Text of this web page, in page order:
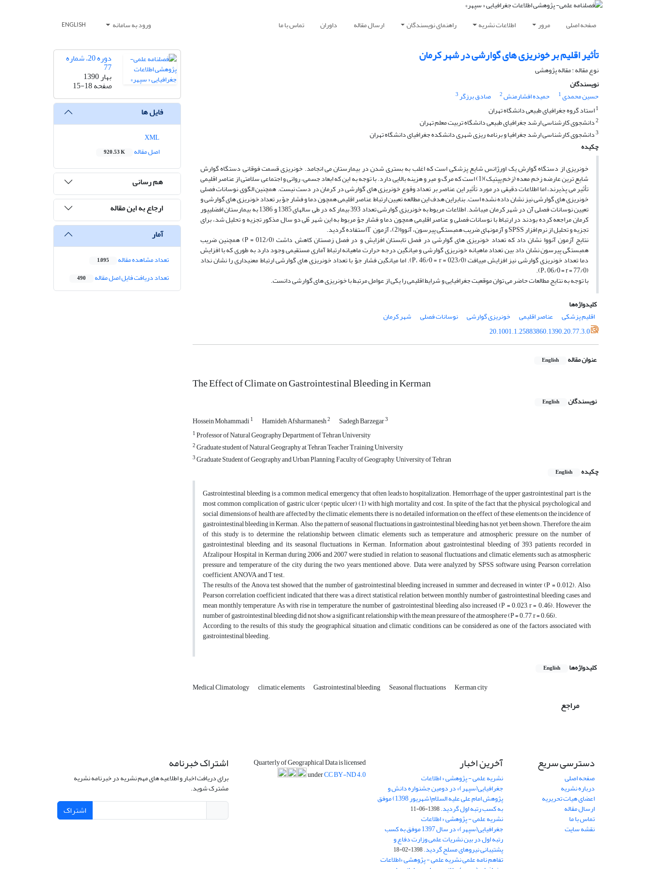
صفحه اصلی مرور اطلاعات نشریه راهنمای نویسندگان ارسال مقاله داوران تماس با ما ورود به سامانه ENGLISH
تأثیر اقلیم بر خونریزى‏ هاى گوارشى در شهر کرمان
نوع مقاله : مقاله پژوهشی
نویسندگان
حسین محمدی1 حمیده افشارمنش2 صادق برزگر3
1استاد گروه جغرافیاى طبیعى دانشگاه تهران
2دانشجوى کارشناسى ارشد جغرافیاى طبیعى دانشگاه تربیت معلم تهران
3دانشجوى کارشناسى ارشد جغرافیا و برنامه ‏ریزى شهرى دانشکده جغرافیاى دانشگاه تهران
چکیده
خونریزى از دستگاه گوارش یک اورژانس شایع پزشکى است که اغلب به بسترى شدن در بیمارستان مى‏ انجامد. خونریزى قسمت فوقانى دستگاه گوارش
شایع‏ ترین عارضه زخم معده (زخم پپتیک)(1) است که مرگ و میر و هزینه بالایى دارد. با توجه به این که ابعاد جسمى، روانى و اجتماعى سلامتى از عناصر اقلیمى
تأثیر مى‏ پذیرند، اما اطلاعات دقیقى در مورد تأثیر این عناصر بر تعداد وقوع خونریزى‏ هاى گوارشى در کرمان در دست نیست. همچنین الگوى نوسانات فصلى
خونریزى‏ هاى گوارشى نیز نشان داده نشده است. بنابراین هدف این مطالعه تعیین ارتباط عناصر اقلیمى همچون دما و فشار جوّ بر تعداد خونریزى‏ هاى گوارشى و
تعیین نوسانات فصلى آن در شهر کرمان مى‏باشد. اطلاعات مربوط به خونریزى گوارشى تعداد 393 بیمار که در طى سال‏هاى 1385 و 1386 به بیمارستان افضلى‏پور
کرمان مراجعه کرده بودند در ارتباط با نوسانات فصلى و عناصر اقلیمى همچون دما و فشار جوّ مربوط به این شهر طّى دو سال مذکور تجزیه و تحلیل شد، براى
تجزیه و تحلیل از نرم‏ افزار SPSS و آزمون‏هاى ضریب همبستگى پیرسون، آنووا(2)، آزمون Tاستفاده گردید.
نتایج آزمون آنووا نشان داد که تعداد خونریزى‏ هاى گوارشى در فصل تابستان افزایش و در فصل زمستان کاهش داشت (012/0 = P) همچنین ضریب
همبستگى پیرسون نشان داد بین تعداد ماهیانه خونریزى گوارشى و میانگین درجه حرارت ماهیانه ارتباط آمارى مستقیمى وجود دارد به طورى که با افزایش
دما تعداد خونریزى گوارشى نیز افزایش مى‏یافت (023/0 = P، 46/0 = r). اما میانگین فشار جوّ با تعداد خونریزى‏ هاى گوارشى ارتباط معنى‏دارى را نشان نداد
(77/0 = P، 06/0 = r).
با توجه به نتایج مطالعات حاضر مى‏ توان موقعیت جغرافیایى و شرایط اقلیمى را یکى از عوامل مرتبط با خونریزى‏ هاى گوارشى دانست.
کلیدواژه‌ها
اقلیم پزشکى
عناصر اقلیمى خونریزى گوارشى نوسانات فصلى
شهر کرمان
20.1001.1.25883860.1390.20.77.3.0
عنوان مقاله English
The Effect of Climate on Gastrointestinal Bleeding in Kerman
نویسندگان English
Hossein Mohammadi1 Hamideh Afsharmanesh2 Sadegh Barzegar3
1Professor of Natural Geography Department of Tehran University
2Graduate student of Natural Geography at Tehran Teacher Training University
3Graduate Student of Geography and Urban Planning, Faculty of Geography, University of Tehran
چکیده
English
Gastrointestinal bleeding is a common medical emergency that often leads to hospitalization. Hemorrhage of the upper gastrointestinal part is the
most common complication of gastric ulcer (peptic ulcer) (1) with high mortality and cost. In spite of the fact that the physical, psychological and
social dimensions of health are affected by the climatic elements, there is no detailed information on the effect of these elements on the incidence of
gastrointestinal bleeding in Kerman. Also, the pattern of seasonal fluctuations in gastrointestinal bleeding has not yet been shown. Therefore, the aim
of this study is to determine the relationship between climatic elements such as temperature and atmospheric pressure on the number of
gastrointestinal bleeding and its seasonal fluctuations in Kerman. Information about gastrointestinal bleeding of 393 patients recorded in
Afzalipour Hospital in Kerman during 2006 and 2007 were studied in relation to seasonal fluctuations and climatic elements such as atmospheric
pressure and temperature of the city during the two years mentioned above. Data were analyzed by SPSS software using Pearson correlation
coefficient, ANOVA and T test.
The results of the Anova test showed that the number of gastrointestinal bleeding increased in summer and decreased in winter (P = 0.012). Also,
Pearson correlation coefficient indicated that there was a direct statistical relation between monthly number of gastrointestinal bleeding cases and
mean monthly temperature As with rise in temperature, the number of gastrointestinal bleeding also increased (P = 0.023, r = 0.46). However, the
number of gastrointestinal bleeding did not show a significant relationship with the mean pressure of the atmosphere (P = 0.77, r = 0.66).
According to the results of this study, the geographical situation and climatic conditions can be considered as one of the factors associated with
gastrointestinal bleeding.
کلیدواژه‌ها English
Medical Climatology climatic elements Gastrointestinal bleeding Seasonal fluctuations Kerman city
مراجع
دوره 20، شماره
77
بهار 1390
صفحه15-18
فایل ها
اصل مقاله
920.53 K
هم رسانی
ارجاع به این مقاله
آمار
تعداد مشاهده مقاله 1,095
تعداد دریافت فایل اصل مقاله 490
دسترسی سریع
صفحه اصلی
درباره نشریه
اعضای هیات تحریریه
ارسال مقاله
تماس با ما
نقشه سایت
آخرین اخبار
نشریه علمی - پژوهشی « اطلاعات
جغرافیایی(سپهر)» در دومین جشنواره دانش و
پژوهش امام علی علیه السلام(شهریور 1398) موفق
به کسب رتبه اول گردید.1398-06-11
نشریه علمی - پژوهشی « اطلاعات
جغرافیایی(سپهر)» در سال 1397 موفق به کسب
رتبه اول در بین نشریات علمی وزارت دفاع و
پشتیبانی نیروهای مسلح گردید.1398-02-18
تفاهم نامه علمی نشریه علمی - پژوهشی «اطلاعات
Quarterly of Geographical Data is licensed
underCC BY-ND 4.0
اشتراک خبرنامه
برای دریافت اخبار و اطلاعیه های مهم نشریه در خبرنامه نشریه
مشترک شوید.
اشتراک